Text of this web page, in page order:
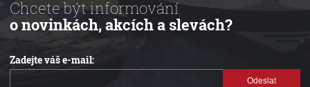
Chcete být informování
o novinkách, akcích a slevách?
Zadejte váš e-mail:
Odeslat